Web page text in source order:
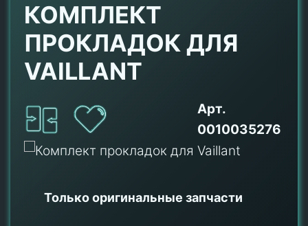
КОМПЛЕКТ
ПРОКЛАДОК ДЛЯ
VAILLANT
Арт.
0010035276
Только оригинальные запчасти